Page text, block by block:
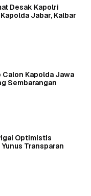
Desak Kapolri
Jabar, Kalbar
Kapolda Jawa
Sembarangan
Optimistis
Transparan